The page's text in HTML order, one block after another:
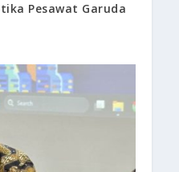
Pesawat Garuda